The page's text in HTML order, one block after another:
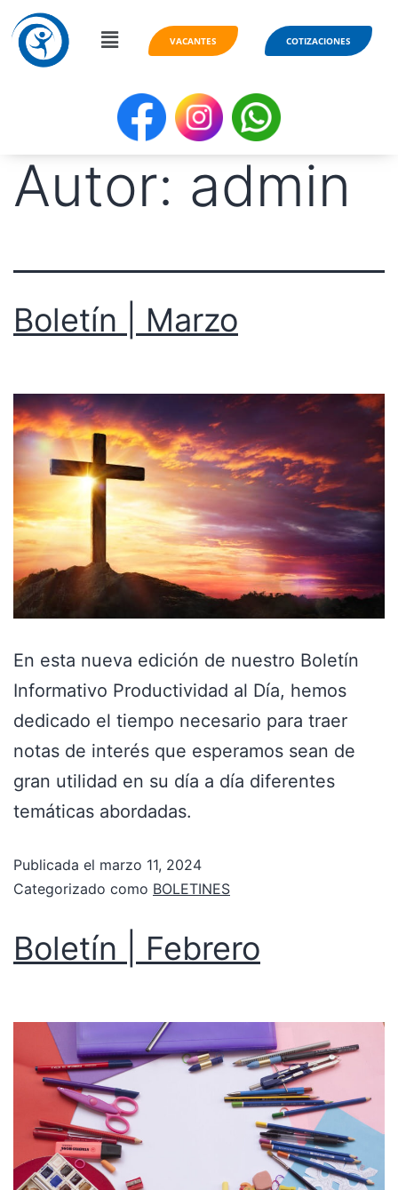
VACANTES COTIZACIONES
Autor: admin
Boletín | Marzo
En esta nueva edición de nuestro Boletín
Informativo Productividad al Día, hemos
dedicado el tiempo necesario para traer
notas de interés que esperamos sean de
gran utilidad en su día a día diferentes
temáticas abordadas.
Publicada el marzo 11, 2024
Categorizado como BOLETINES
Boletín | Febrero